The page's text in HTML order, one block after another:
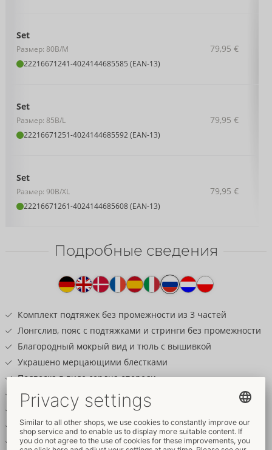
Set
Размер: 80B/M
22216671241-4024144685585 (EAN-13)
79,95 €
Set
Размер: 85B/L
22216671251-4024144685592 (EAN-13)
79,95 €
Set
Размер: 90B/XL
22216671261-4024144685608 (EAN-13)
79,95 €
Подробные сведения
товару
Комплект подтяжек без промежности из 3 частей
Лонгслив, пояс с подтяжками и стринги без промежности
Благородный мокрый вид и тюль с вышивкой
Украшено мерцающими блестками
Подвеска в виде сердца спереди
Чашечки с легкой подкладкой
Соблазнительно свободный бюст
Регулируемые бретели и подтяжки
Стринги, соблазнительно открытые в промежности